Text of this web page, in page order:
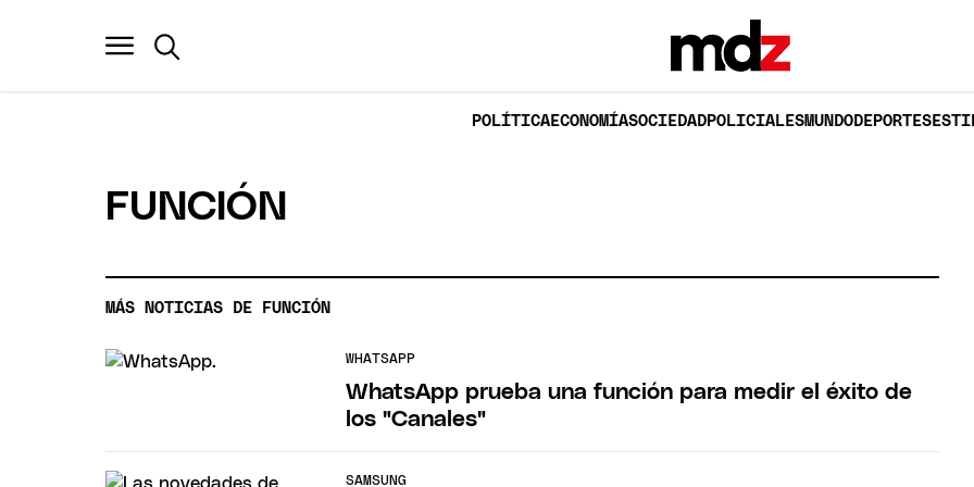
POLÍTICAECONOMÍASOCIEDADPOLICIALESMUNDODEPORTES
FUNCIÓN
MÁS NOTICIAS DE FUNCIÓN
WHATSAPP
WhatsApp prueba una función para medir el éxito de
los "Canales"
SAMSUNG